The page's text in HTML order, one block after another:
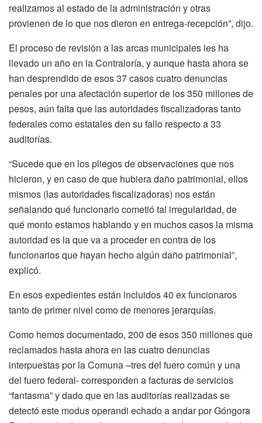
realizamos al estado de la administración y otras
provienen de lo que nos dieron en entrega-recepción”, dijo.
El proceso de revisión a las arcas municipales les ha
llevado un año en la Contraloría, y aunque hasta ahora se
han desprendido de esos 37 casos cuatro denuncias
penales por una afectación superior de los 350 millones de
pesos, aún falta que las autoridades fiscalizadoras tanto
federales como estatales den su fallo respecto a 33
auditorías.
“Sucede que en los pliegos de observaciones que nos
hicieron, y en caso de que hubiera daño patrimonial, ellos
mismos (las autoridades fiscalizadoras) nos están
señalando qué funcionario cometió tal irregularidad, de
qué monto estamos hablando y en muchos casos la misma
autoridad es la que va a proceder en contra de los
funcionarios que hayan hecho algún daño patrimonial”,
explicó.
En esos expedientes están incluidos 40 ex funcionaros
tanto de primer nivel como de menores jerarquías.
Como hemos documentado, 200 de esos 350 millones que
reclamados hasta ahora en las cuatro denuncias
interpuestas por la Comuna –tres del fuero común y una
del fuero federal- corresponden a facturas de servicios
“fantasma” y dado que en las auditorías realizadas se
detectó este modus operandi echado a andar por Góngora